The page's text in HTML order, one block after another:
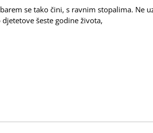
se tako čini, s ravnim stopalima. Ne
šeste godine života,